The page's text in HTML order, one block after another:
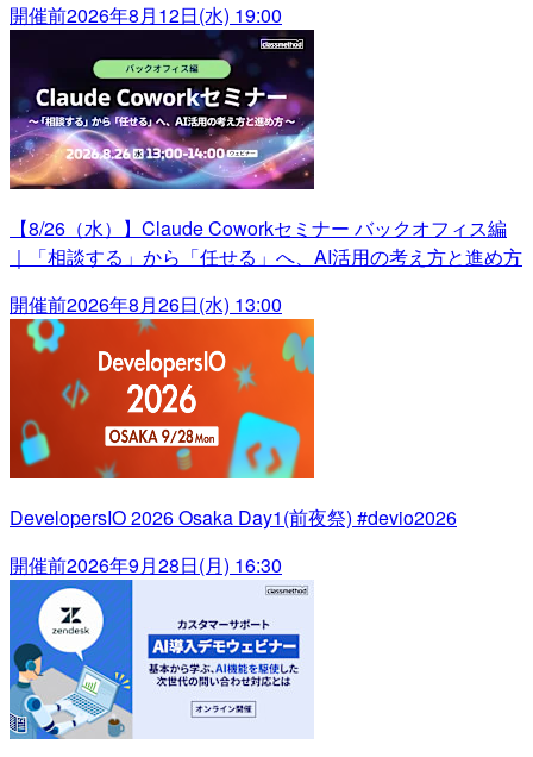
開催前2026年8月12日(水) 19:00
【8/26（水）】Claude Coworkセミナー バックオフィス編
｜「相談する」から「任せる」へ、AI活用の考え方と進め方
開催前2026年8月26日(水) 13:00
DevelopersIO 2026 Osaka Day1(前夜祭) #devio2026
開催前2026年9月28日(月) 16:30